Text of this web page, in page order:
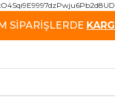
SİPARİŞLERDE